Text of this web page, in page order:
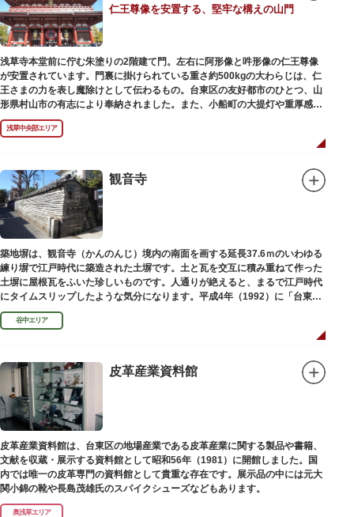
仁王尊像を安置する、堅牢な構えの山門
浅草寺本堂前に佇む朱塗りの2階建て門。左右に阿形像と吽形像の仁王尊像
が安置されています。門裏に掛けられている重さ約500kgの大わらじは、仁
王さまの力を表し魔除けとして伝わるもの。台東区の友好都市のひとつ、山
形県村山市の有志により奉納されました。また、小船町の大提灯や重厚感あ
ふれる吊灯篭も存在感を放ち、参拝客を迎えてくれます。
宝蔵門は、平安時代、武蔵守に任命された平公雅（たいらのきみまさ）によ
在の門は1964年にホテルニューオオタニ創始者・大谷米太郎の寄進により本
瓦葺きで再建された（2007年チタン瓦に葺き替え）楼門です。上層部には仏
教の経典である『元版⼀切経（げんばんいっさいきょう）』や寺宝が収蔵さ
れています。
浅草中央部エリア
観音寺
築地塀は、観音寺（かんのんじ）境内の南面を画する延長37.6ｍのいわゆる
練り塀で江戸時代に築造された土塀です。土と瓦を交互に積み重ねて作った
土塀に屋根瓦をふいた珍しいものです。人通りが絶えると、まるで江戸時代
にタイムスリップしたような気分になります。平成4年（1992）に「台東区
まちかど賞」を受賞しました。
谷中エリア
皮革産業資料館
皮革産業資料館は、台東区の地場産業である皮革産業に関する製品や書籍、
文献を収蔵・展示する資料館として昭和56年（1981）に開館しました。国
内では唯一の皮革専門の資料館として貴重な存在です。展示品の中には元大
関小錦の靴や長島茂雄氏のスパイクシューズなどもあります。
奥浅草エリア